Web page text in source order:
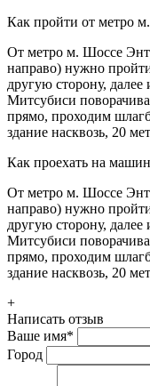
Как пройти от метро
От метро м. Шоссе
направо) нужно
другую сторону,
Митсубиси
прямо, проходим
здание насквозь, 20
Как проехать на
От метро м. Шоссе
направо) нужно
другую сторону,
Митсубиси
прямо, проходим
здание насквозь, 20
+
Написать отзыв
Ваше имя*
Город